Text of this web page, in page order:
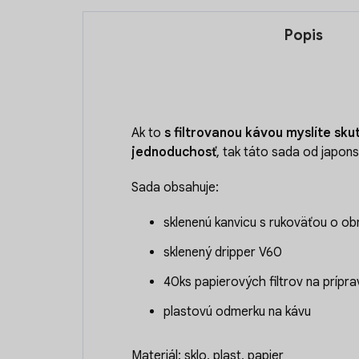
Popis
Ak to s filtrovanou kávou myslíte
jednoduchosť, tak táto sada od
Sada obsahuje:
sklenenú kanvicu s rukoväťou o
sklenený dripper V60
40ks papierových filtrov na
plastovú odmerku na kávu